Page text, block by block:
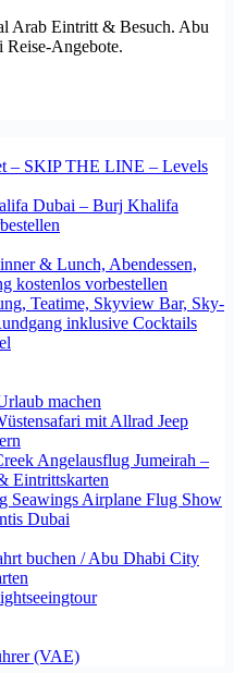
Arab Eintritt & Besuch. Abu
Angebote.
– SKIP THE LINE – Levels
Dubai – Burj Khalifa
& Lunch, Abendessen,
kostenlos vorbestellen
Teatime, Skyview Bar, Sky-
inklusive Cocktails
machen
mit Allrad Jeep
Angelausflug Jumeirah –
Eintrittskarten
Seawings Airplane Flug Show
Dubai
buchen / Abu Dhabi City
(VAE)